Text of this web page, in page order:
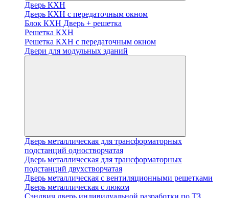
Дверь КХН
Дверь КХН с передаточным окном
Блок КХН Дверь + решетка
Решетка КХН
Решетка КХН с передаточным окном
Двери для модульных зданий
Дверь металлическая для трансформаторных
подстанций одностворчатая
Дверь металлическая для трансформаторных
подстанций двухстворчатая
Дверь металлическая с вентиляционными решетками
Дверь металлическая с люком